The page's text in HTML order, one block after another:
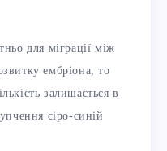
для міграції між
ембріона, то
залишається в
сіро-синій